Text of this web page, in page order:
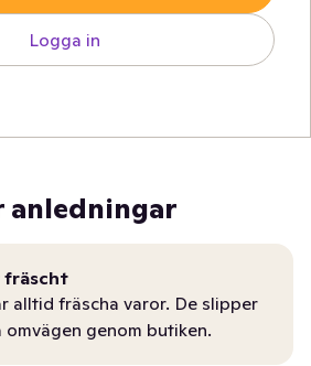
Logga in
anledningar
fräscht
alltid fräscha varor. De slipper
omvägen genom butiken.